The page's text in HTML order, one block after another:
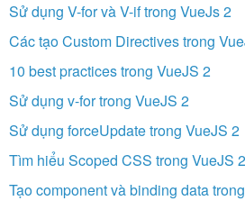
Sử dụng V-for và V-if trong VueJs 2
Các tạo Custom Directives trong
10 best practices trong VueJS 2
Sử dụng v-for trong VueJS 2
Sử dụng forceUpdate trong VueJS 2
Tìm hiểu Scoped CSS trong VueJS 2
Tạo component và binding data